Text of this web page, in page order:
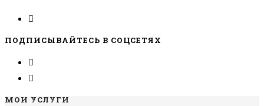
ПОДПИСЫВАЙТЕСЬ В СОЦСЕТЯХ
МОИ УСЛУГИ